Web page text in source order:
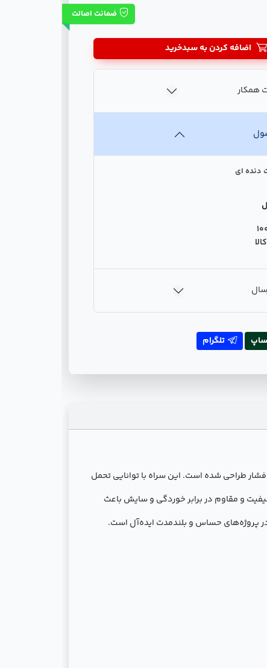
ضمانت اصالت
اضافه کردن به سبدخرید
همکار
دنده ای
تلگرام
فشار طراحی شده است. این سراه با توانایی تحمل
و مقاوم در برابر خوردگی و سایش باعث
پروژه‌های حساس و بلندمدت ایده‌آل است.